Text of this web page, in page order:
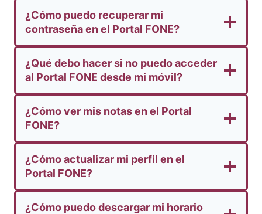
¿Cómo puedo recuperar mi
contraseña en el Portal FONE?
¿Qué debo hacer si no puedo acceder
al Portal FONE desde mi móvil?
¿Cómo ver mis notas en el Portal
FONE?
¿Cómo actualizar mi perfil en el
Portal FONE?
¿Cómo puedo descargar mi horario